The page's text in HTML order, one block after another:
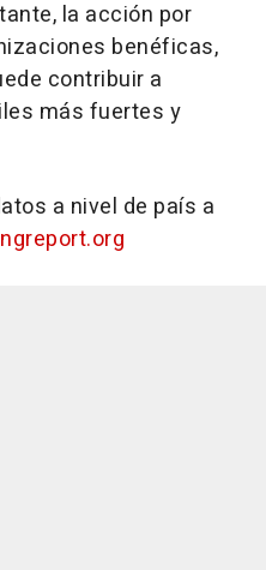
la acción por
benéficas,
contribuir a
más fuertes y
a nivel de país a